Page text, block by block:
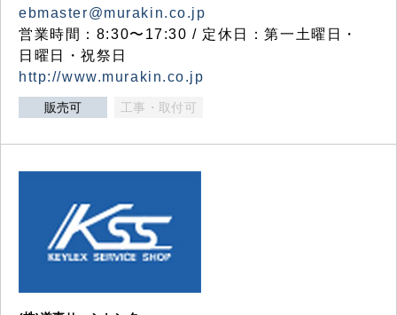
ebmaster@murakin.co.jp
営業時間：8:30〜17:30 / 定休日：第一土曜日・
日曜日・祝祭日
http://www.murakin.co.jp
販売可 工事・取付可